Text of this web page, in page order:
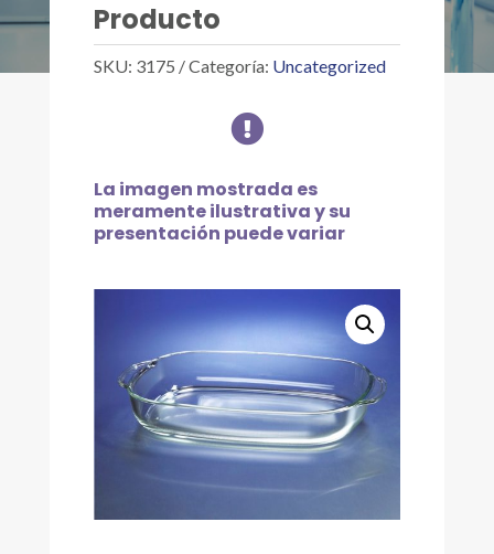
Producto
SKU: 3175 Categoría: Uncategorized

La imagen mostrada es
meramente ilustrativa y su
presentación puede variar